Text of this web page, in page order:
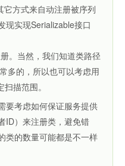
方式来自动注册被序列
现实现Serializable接口
。当然，我们知道类路径
多的，所以也可以考虑用
描范围。
要考虑如何保证服务提供
ID）来注册类，避免错
类的数量可能都是不一样